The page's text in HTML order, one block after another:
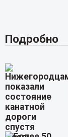
Подробно